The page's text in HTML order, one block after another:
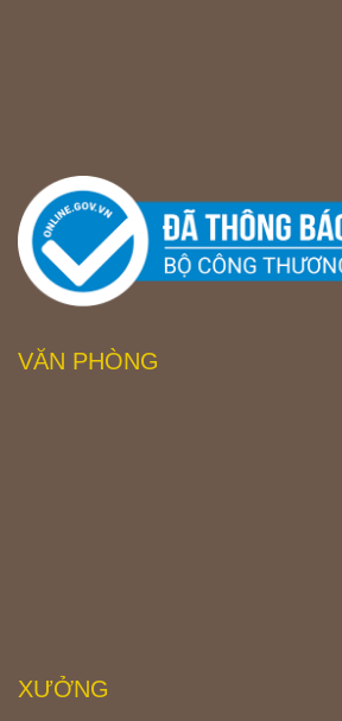
VĂN PHÒNG
XƯỞNG